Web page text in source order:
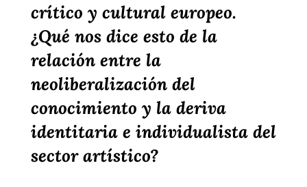
crítico y cultural europeo.
¿Qué nos dice esto de la
relación entre la
neoliberalización del
conocimiento y la deriva
identitaria e individualista del
sector artístico?